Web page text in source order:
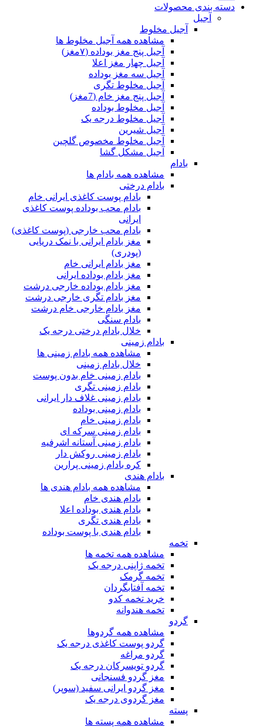
دسته بندی محصولات
آجیل
آجیل مخلوط
مشاهده همه آجیل مخلوط ها
آجیل پنج مغز بوداده (۷مغز)
آجیل چهار مغز اعلا
آجیل سه مغز بوداده
آجیل مخلوط تگری
آجیل پنج مغز خام (7مغز)
آجیل مخلوط بوداده
آجیل مخلوط درجه یک
آجیل شیرین
آجیل مخلوط مخصوص گلچین
آجیل مشکل گشا
بادام
مشاهده همه بادام ها
بادام درختی
بادام پوست کاغذی ایرانی خام
بادام محب بوداده پوست کاغذی
ایرانی
بادام محب خارجی (پوست کاغذی)
مغز بادام ایرانی با نمک دریایی
(پودری)
مغز بادام ایرانی خام
مغز بادام بوداده ایرانی
مغز بادام بوداده خارجی درشت
مغز بادام تگری خارجی درشت
مغز بادام خارجی خام درشت
بادام سنگی
خلال بادام درختی درجه یک
بادام زمینی
مشاهده همه بادام زمینی ها
خلال بادام زمینی
بادام زمینی خام بدون پوست
بادام زمینی تگری
بادام زمینی غلاف دار ایرانی
بادام زمینی بوداده
بادام زمینی خام
بادام زمینی سرکه ای
بادام زمینی آستانه اشرفیه
بادام زمینی روکش دار
کره بادام زمینی پرارین
بادام هندی
مشاهده همه بادام هندی ها
بادام هندی خام
بادام هندی بوداده اعلا
بادام هندی تگری
بادام هندی با پوست بوداده
تخمه
مشاهده همه تخمه ها
تخمه ژاپنی درجه یک
تخمه گرمک
تخمه آفتابگردان
خرید تخمه کدو
تخمه هندوانه
گردو
مشاهده همه گردوها
گردو پوست کاغذی درجه یک
گردو مراغه
گردو تویسرکان درجه یک
مغز گردو فسنجانی
مغز گردو ایرانی سفید (سوپر)
مغز گردوی درجه یک
پسته
مشاهده همه پسته ها